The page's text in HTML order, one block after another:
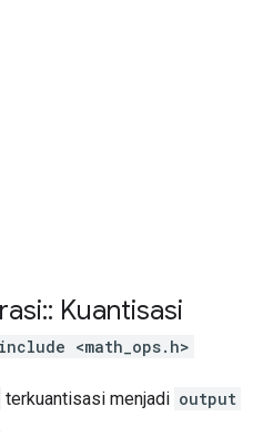
:: Kuantisasi
<math_ops.h>
terkuantisasi menjadi output